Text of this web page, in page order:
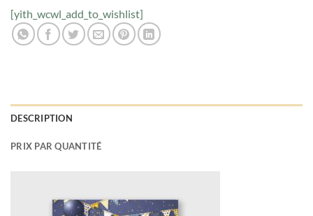
[yith_wcwl_add_to_wishlist]
DESCRIPTION
PRIX PAR QUANTITÉ